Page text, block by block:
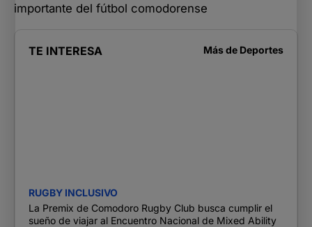
importante del fútbol comodorense
TE INTERESA Más de Deportes
RUGBY INCLUSIVO
La Premix de Comodoro Rugby Club busca cumplir el
sueño de viajar al Encuentro Nacional de Mixed Ability